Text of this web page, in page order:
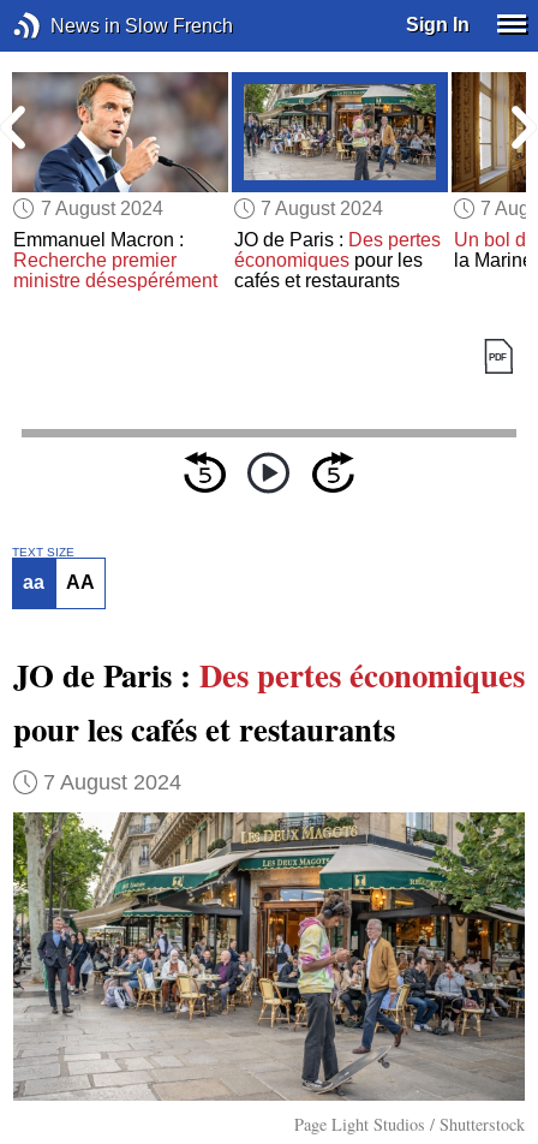
News in Slow French Sign In
7 August 2024
Emmanuel Macron :
Recherche premier
ministre désespérément
7 August 2024
JO de Paris : Des pertes
économiquespour les
cafés et restaurants
7
Un bol
la Marine
TEXT SIZE
aa AA
JO de Paris : Des pertes économiques
pour les cafés et restaurants
7 August 2024
Page Light Studios / Shutterstock